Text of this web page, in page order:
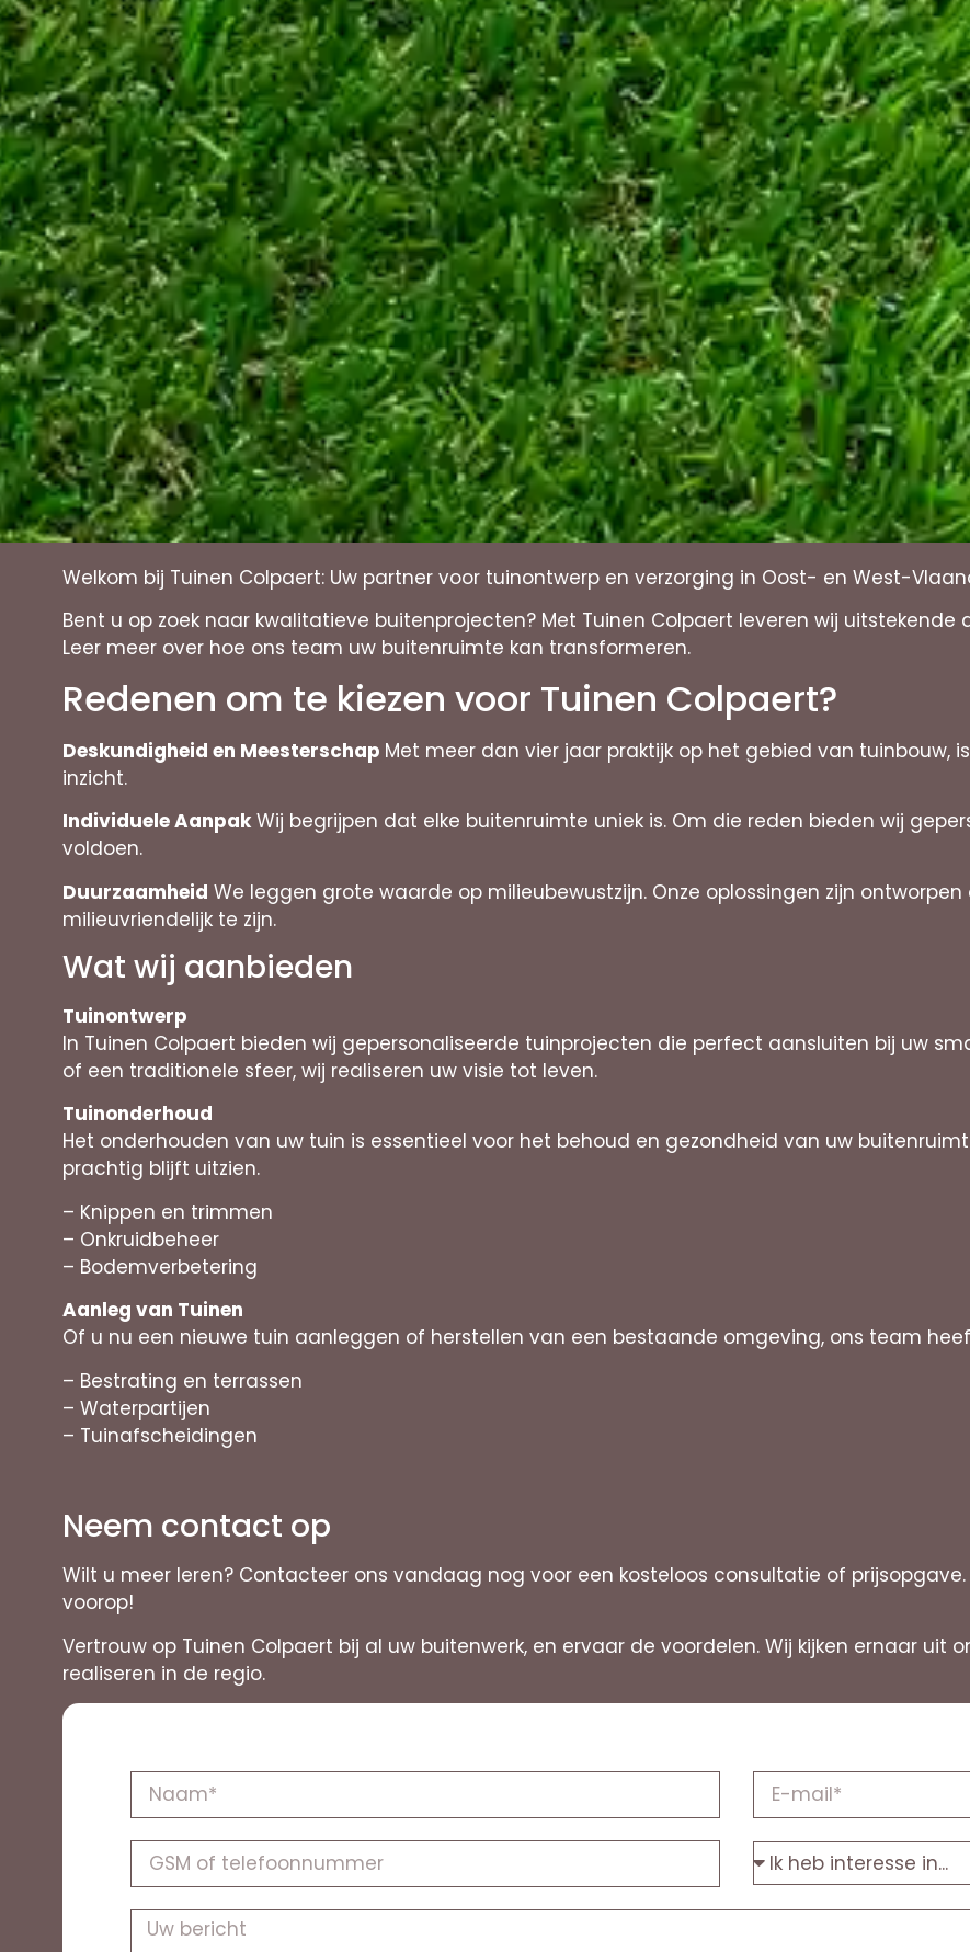
Welkom bij Tuinen Colpaert: Uw partner voor tuinontwerp en verzorging in Oost- en West-
Bent u op zoek naar kwalitatieve buitenprojecten? Met Tuinen Colpaert leveren wij
Leer meer over hoe ons team uw buitenruimte kan transformeren.
Redenen om te kiezen voor Tuinen Colpaert?
Deskundigheid en Meesterschap Met meer dan vier jaar praktijk op het gebied van tuinbouw,
inzicht.
Individuele Aanpak Wij begrijpen dat elke buitenruimte uniek is. Om die reden bieden wij
voldoen.
Duurzaamheid We leggen grote waarde op milieubewustzijn. Onze oplossingen zijn
milieuvriendelijk te zijn.
Wat wij aanbieden
Tuinontwerp
In Tuinen Colpaert bieden wij gepersonaliseerde tuinprojecten die perfect aansluiten bij uw
of een traditionele sfeer, wij realiseren uw visie tot leven.
Tuinonderhoud
Het onderhouden van uw tuin is essentieel voor het behoud en gezondheid van uw
prachtig blijft uitzien.
– Knippen en trimmen
– Onkruidbeheer
– Bodemverbetering
Aanleg van Tuinen
Of u nu een nieuwe tuin aanleggen of herstellen van een bestaande omgeving, ons team
– Bestrating en terrassen
– Waterpartijen
– Tuinafscheidingen
Neem contact op
Wilt u meer leren? Contacteer ons vandaag nog voor een kosteloos consultatie of
voorop!
Vertrouw op Tuinen Colpaert bij al uw buitenwerk, en ervaar de voordelen. Wij kijken ernaar
realiseren in de regio.